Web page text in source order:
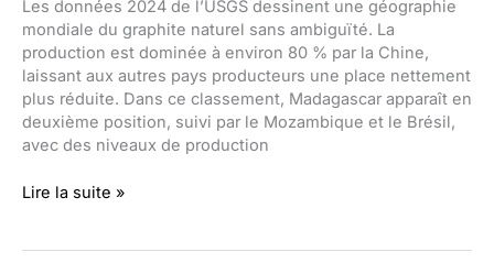
Les données 2024 de l’USGS dessinent une géographie
mondiale du graphite naturel sans ambiguïté. La
production est dominée à environ 80 % par la Chine,
laissant aux autres pays producteurs une place nettement
plus réduite. Dans ce classement, Madagascar apparaît en
deuxième position, suivi par le Mozambique et le Brésil,
avec des niveaux de production
Graphite
Lire la suite »